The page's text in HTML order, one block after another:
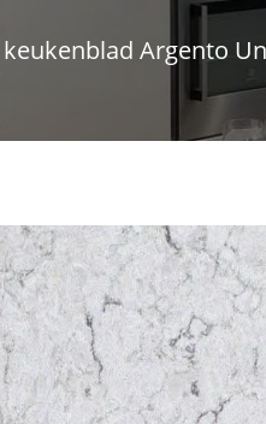
Argento